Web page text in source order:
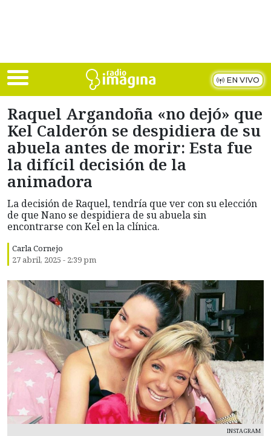
EN VIVO
Raquel Argandoña «no dejó» que
Kel Calderón se despidiera de su
abuela antes de morir: Esta fue
la difícil decisión de la
animadora
La decisión de Raquel, tendría que ver con su elección
de que Nano se despidiera de su abuela sin
encontrarse con Kel en la clínica.
Carla Cornejo
27 abril, 2025 - 2:39 pm
INSTAGRAM